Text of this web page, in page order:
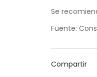
Se
Fuente:
Compartir